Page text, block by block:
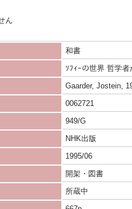
ん
和書
ｿﾌｨｰの世界 哲学
Gaarder, Jostein,
0062721
949/G
NHK出版
1995/06
開架・図書
所蔵中